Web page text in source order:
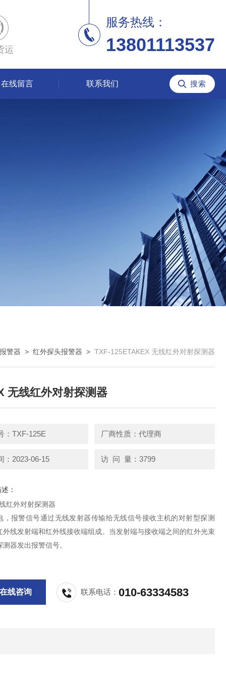
运
服务热线：
13801113537
在线留言 联系我们
报警器 > 红外探头报警器 > TXF-125ETAKEX 无线红外对射探测器
无线红外对射探测器
：TXF-125E 厂商性质：代理商
：2023-06-15 访 问 量：3799
：
红外对射探测器
，报警信号通过无线发射器传输给无线信号接收主机的对射型探测
外线发射端和红外线接收端组成。当发射端与接收端之间的红外光束
器发出报警信号。
线咨询 联系电话：010-63334583